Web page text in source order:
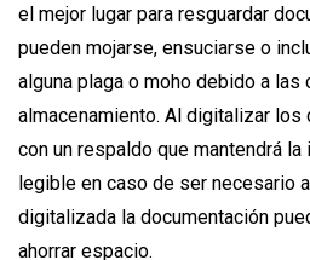
el mejor lugar para resguardar
pueden mojarse, ensuciarse o
alguna plaga o moho debido a las
almacenamiento. Al digitalizar los
con un respaldo que mantendrá
legible en caso de ser necesario
digitalizada la documentación
ahorrar espacio.